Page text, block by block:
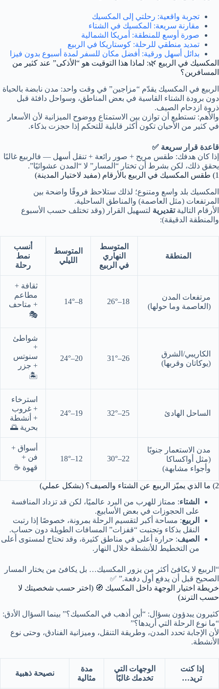
تجربة واقعية: رحلتي إلى المكسيك
مقارنة سريعة: المكسيك في الشتاء
صورة أوسع للمنطقة: أمريكا الشمالية
تمديد منطقي للرحلة: كوستاريكا في الربيع
بدائل أسهل ورقية: أفضل مكان للسفر لمدة أسبوع بدون فيزا
المكسيك في الربيع 🌿: لماذا هذا التوقيت هو “الأذكى” عند كثير من
المسافرين؟
الربيع في المكسيك يقدّم “مزاجين” في وقت واحد: مدن نابضة بالحياة
دون برودة الشتاء القاسية في بعض المناطق، وسواحل دافئة قبل
ذروة ازدحام الصيف.
والأهم: تستطيع أن توازن بين الاستمتاع ووضوح الميزانية لأن الأسعار
في كثير من الأحيان تكون أكثر قابلية للتحكم إذا حجزت بذكاء.
قاعدة قرار سريعة ✅
إذا كان هدفك: طقس مريح + صور رائعة + تنقل أسهل — فالربيع غالبًا
يحقق ذلك، لكن بشرط أن تختار “المسار” لا “المدن عشوائيًا”.
1) طقس المكسيك في الربيع بالأرقام (مفيد لاختيار المدينة)
المكسيك بلد واسع ومتنوع؛ لذلك ستلاحظ فروقًا واضحة بين
المرتفعات (مثل العاصمة) والمناطق الساحلية.
الأرقام التاليةتقديرية لتسهيل القرار (وقد تختلف حسب الأسبوع
والمنطقة الدقيقة):
المنطقة
المتوسط
النهاري
في الربيع
المتوسط
الليلي
أنسب
نمط
رحلة
مرتفعات المدن
(العاصمة وما حولها)
18–26°
8–14°
ثقافة +
مطاعم
+ متاحف
🎭
الكاريبي/الشرق
(يوكاتان وقربها)
26–31°
20–24°
شواطئ
+
سنوتس
+ جزر
🏝️
الساحل الهادئ 25–32°
19–24°
استرخاء
+ غروب
+ أنشطة
بحرية 🌅
مدن الاستعمار جنوبًا
(مثل أواكساكا
وأجواء مشابهة)
22–30°
12–18°
أسواق +
فن +
قهوة ☕
2) ما الذي يميّز الربيع عن الشتاء والصيف؟ (بشكل عملي)
الشتاء: ممتاز للهرب من البرد عالميًا، لكن قد تزداد المنافسة
على الحجوزات في بعض الأسابيع.
الربيع: مساحة أكبر لتقسيم الرحلة بمرونة، خصوصًا إذا رتبت
النقل بذكاء وتجنبت “قفزات” المسافات الطويلة دون حساب.
الصيف: حرارة أعلى في مناطق كثيرة، وقد تحتاج لمستوى أعلى
من التخطيط للأنشطة خلال النهار.
“الربيع لا يكافئ أكثر من يزور المكسيك… بل يكافئ من يختار المسار
الصحيح قبل أن يدفع أول دفعة.” ✅
خريطة اختيار الوجهة داخل المكسيك 🧭 (اختر حسب شخصيتك لا
حسب الترند)
كثيرون يبدؤون بسؤال: “أين أذهب في المكسيك؟” بينما السؤال الأدق:
“ما نوع الرحلة التي أريدها؟”
لأن الإجابة تحدد المدن، وطريقة التنقل، وميزانية الفنادق، وحتى نوع
الأنشطة.
إذا كنت
تريد…
الوجهات التي
تخدمك غالبًا
مدة
مثالية
نصيحة ذهبية